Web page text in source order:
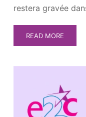
restera gravée
READ MORE